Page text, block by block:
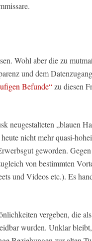
Wohl aber die zu
und dem
Befunde“zu diesen
neugestalteten „blauen
nicht mehr quasi-
geworden.
von bestimmten
und Videos etc.). Es
vergeben, die
wurden. Unklar